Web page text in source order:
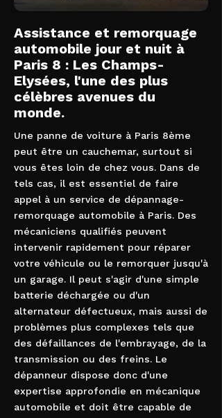
Assistance et remorquage
automobile jour et nuit à
Paris 8 : Les Champs-
Elysées, l'une des plus
célèbres avenues du
monde.
Une panne de voiture à Paris 8ème
peut être un cauchemar, surtout si
vous êtes loin de chez vous. Dans de
tels cas, il est essentiel de faire
appel à un service de dépannage-
remorquage automobile à Paris. Des
mécaniciens qualifiés peuvent
intervenir rapidement pour réparer
votre véhicule ou le remorquer jusqu'à
un garage. Il peut s'agir d'une simple
batterie déchargée ou d'un
alternateur défectueux, mais aussi de
problèmes plus complexes tels que
des défaillances de l'embrayage, de la
transmission ou des freins. Le
dépanneur dispose donc d'une
expertise approfondie en mécanique
automobile et doit être capable de